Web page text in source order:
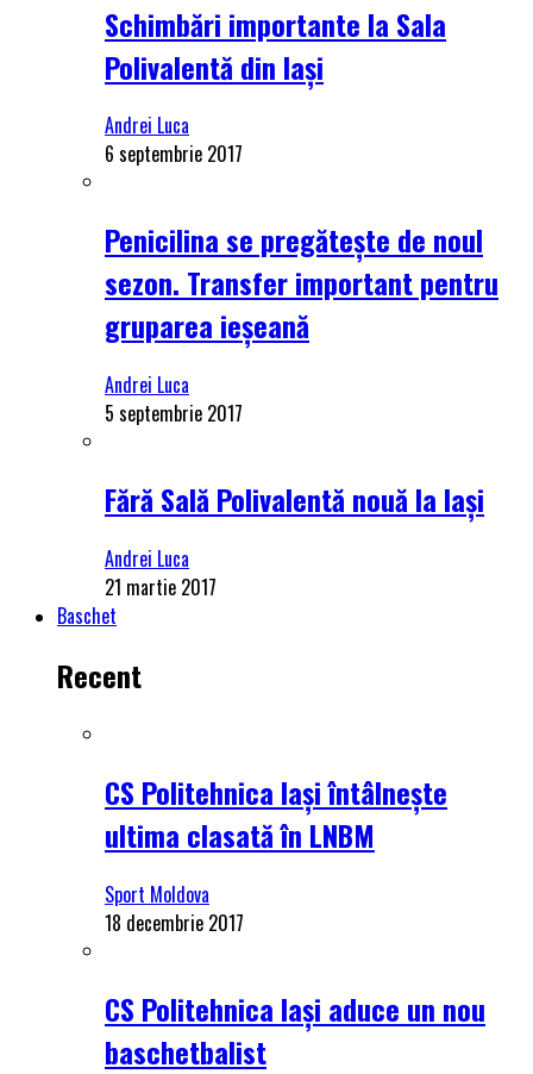
Schimbări importante la Sala
Polivalentă din Iași
Andrei Luca
6 septembrie 2017
Penicilina se pregătește de noul
sezon. Transfer important pentru
gruparea ieșeană
Andrei Luca
5 septembrie 2017
Fără Sală Polivalentă nouă la Iași
Andrei Luca
21 martie 2017
Baschet
Recent
CS Politehnica Iași întâlnește
ultima clasată în LNBM
Sport Moldova
18 decembrie 2017
CS Politehnica Iași aduce un nou
baschetbalist